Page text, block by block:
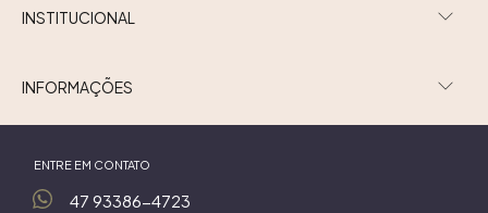
INSTITUCIONAL
INFORMAÇÕES
ENTRE EM CONTATO
47 93386-4723